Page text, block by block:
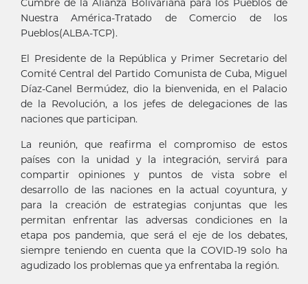
Cumbre de la Alianza Bolivariana para los Pueblos de
Nuestra América-Tratado de Comercio de los
Pueblos(ALBA-TCP).
El Presidente de la República y Primer Secretario del
Comité Central del Partido Comunista de Cuba, Miguel
Díaz-Canel Bermúdez, dio la bienvenida, en el Palacio
de la Revolución, a los jefes de delegaciones de las
naciones que participan.
La reunión, que reafirma el compromiso de estos
países con la unidad y la integración, servirá para
compartir opiniones y puntos de vista sobre el
desarrollo de las naciones en la actual coyuntura, y
para la creación de estrategias conjuntas que les
permitan enfrentar las adversas condiciones en la
etapa pos pandemia, que será el eje de los debates,
siempre teniendo en cuenta que la COVID-19 solo ha
agudizado los problemas que ya enfrentaba la región.